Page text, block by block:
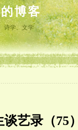
博客
诗学、文学
谈艺录（75